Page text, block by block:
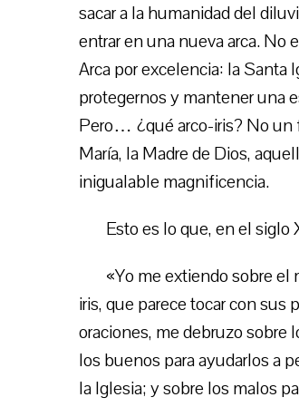
sacar a la humanidad del
entrar en una nueva arca. No
Arca por excelencia: la Santa
protegernos y mantener una
Pero… ¿qué arco-iris? No un
María, la Madre de Dios,
inigualable magnificencia.
Esto es lo que, en el siglo
«Yo me extiendo sobre el
iris, que parece tocar con sus
oraciones, me debruzo sobre
los buenos para ayudarlos a
la Iglesia; y sobre los malos